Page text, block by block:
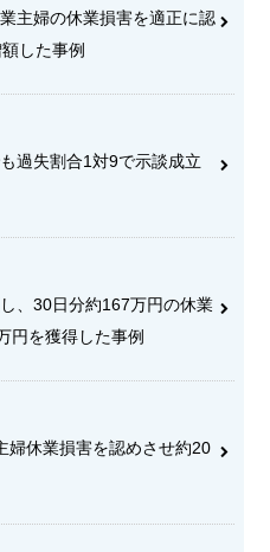
主婦の休業損害を適正に認
した事例
過失割合1対9で示談成立
、30日分約167万円の休業
円を獲得した事例
婦休業損害を認めさせ約20